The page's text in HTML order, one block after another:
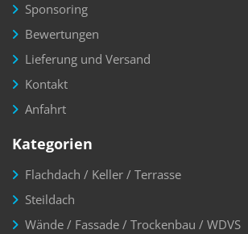
Sponsoring
Bewertungen
Lieferung und Versand
Kontakt
Anfahrt
Kategorien
Flachdach / Keller / Terrasse
Steildach
Wände / Fassade / Trockenbau / WDVS